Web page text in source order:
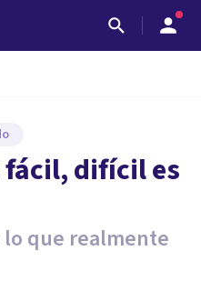
fácil, difícil es
que realmente